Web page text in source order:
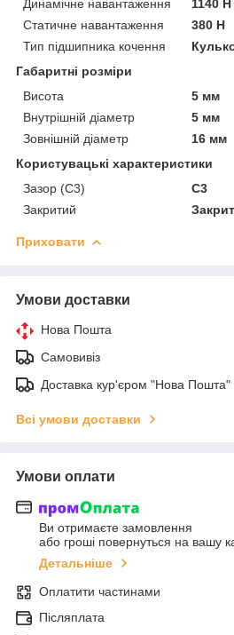
Динамічне навантаження
1140 Н
Статичне навантаження
380 Н
Тип підшипника кочення
Габаритні розміри
Висота
5 мм
Внутрішній діаметр
5 мм
Зовнішній діаметр
16 мм
Користувацькі характеристики
Зазор (С3)
C3
Закритий
Приховати
Умови доставки
Нова Пошта
Самовивіз
Доставка кур'єром "Нова Пошта"
Всі умови доставки
Умови оплати
Ви отримаєте замовлення
або гроші повернуться на вашу
Детальніше
Оплатити частинами
Післяплата